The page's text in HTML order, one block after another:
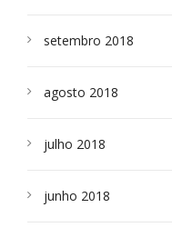
setembro 2018
agosto 2018
julho 2018
junho 2018